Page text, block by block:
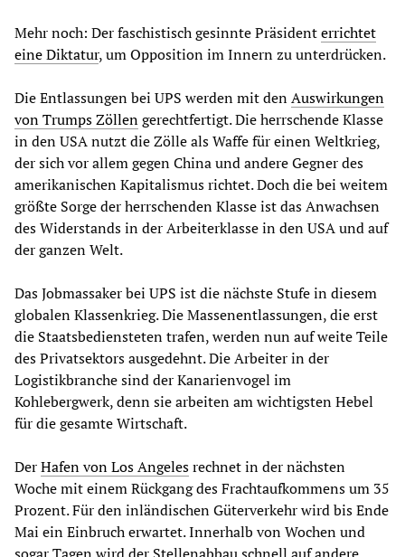
Mehr noch: Der faschistisch gesinnte Präsidenterrichtet
eine Diktatur, um Opposition im Innern zu unterdrücken.
Die Entlassungen bei UPS werden mit denAuswirkungen
von Trumps Zöllengerechtfertigt. Die herrschende Klasse
in den USA nutzt die Zölle als Waffe für einen Weltkrieg,
der sich vor allem gegen China und andere Gegner des
amerikanischen Kapitalismus richtet. Doch die bei weitem
größte Sorge der herrschenden Klasse ist das Anwachsen
des Widerstands in der Arbeiterklasse in den USA und auf
der ganzen Welt.
Das Jobmassaker bei UPS ist die nächste Stufe in diesem
globalen Klassenkrieg. Die Massenentlassungen, die erst
die Staatsbediensteten trafen, werden nun auf weite Teile
des Privatsektors ausgedehnt. Die Arbeiter in der
Logistikbranche sind der Kanarienvogel im
Kohlebergwerk, denn sie arbeiten am wichtigsten Hebel
für die gesamte Wirtschaft.
DerHafen von Los Angelesrechnet in der nächsten
Woche mit einem Rückgang des Frachtaufkommens um 35
Prozent. Für den inländischen Güterverkehr wird bis Ende
Mai ein Einbruch erwartet. Innerhalb von Wochen und
sogar Tagen wird der Stellenabbau schnell auf andere